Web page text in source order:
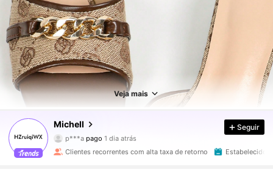
Veja mais
Michell
4,87 8.6K Seguidores
4,87
8.6K Seguidores
a***5 seguiu 10 horas atrás
Seguir
Clientes recorrentes com alta taxa de retorno Estabelecido